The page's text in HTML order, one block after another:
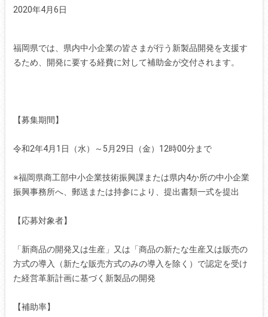
2020年4月6日
福岡県では、県内中小企業の皆さまが行う新製品開発を支援す
るため、開発に要する経費に対して補助金が交付されます。
【募集期間】
令和2年4月1日（水）～5月29日（金）12時00分まで
※福岡県商工部中小企業技術振興課または県内4か所の中小企業
振興事務所へ、郵送または持参により、提出書類一式を提出
【応募対象者】
「新商品の開発又は生産」又は「商品の新たな生産又は販売の
方式の導入（新たな販売方式のみの導入を除く）で認定を受け
た経営革新計画に基づく新製品の開発
【補助率】